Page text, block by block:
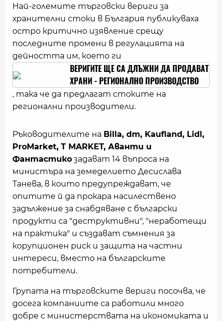
Най-големите търговски вериги за
хранителни стоки в България публикуваха
остро критично изявление срещу
последните промени в регулацията на
дейността им, което ги
ВЕРИГИТЕ ЩЕ СА ДЛЪЖНИ ДА ПРОДАВАТ
ХРАНИ - РЕГИОНАЛНО ПРОИЗВОДСТВО
, така че да предлагат стоките на
регионални производители.
Ръководителите на Billa, dm, Kaufland, Lidl,
ProMarket, T MARKET, Аванти и
Фантастико задават 14 въпроса на
министъра на земеделието Десислава
Танева, в които предупреждават, че
опитите й да прокара насилествено
задължение за снабдяване с български
продукти са "деструктивни", "неработещи
на практика" и създават съмнения за
корупционен риск и защита на частни
интереси, вместо на българските
потребители.
Групата на търговските вериги посочва, че
досега компаниите са работили много
добре с министерствата на икономиката и